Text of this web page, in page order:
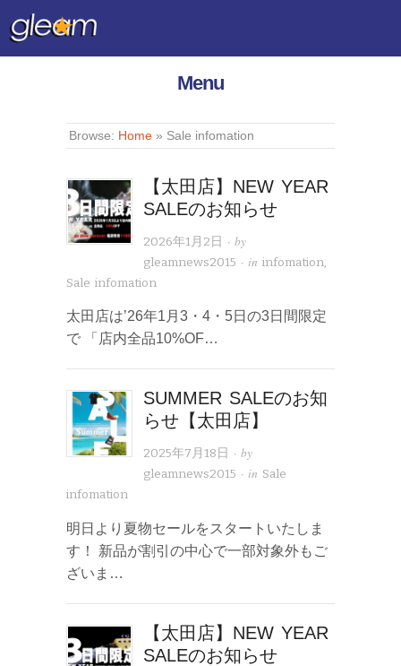
Menu
Browse: Home » Sale infomation
【太田店】NEW YEAR
SALEのお知らせ
2026年1月2日 · by
gleamnews2015 · ininfomation,
Sale infomation
太田店は’26年1月3・4・5日の3日間限定
で 「店内全品10%OF…
SUMMER SALEのお知
らせ【太田店】
2025年7月18日 · by
gleamnews2015 · in Sale
infomation
明日より夏物セールをスタートいたしま
す！ 新品が割引の中心で一部対象外もご
ざいま…
【太田店】NEW YEAR
SALEのお知らせ